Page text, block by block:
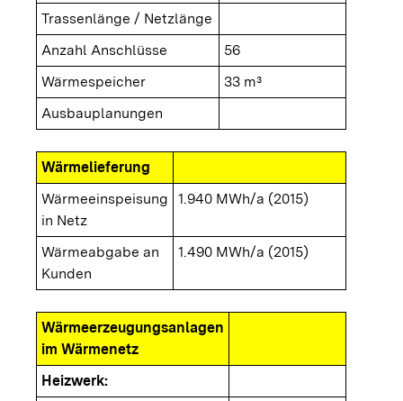
Trassenlänge / Netzlänge
Anzahl Anschlüsse
56
Wärmespeicher
33 m³
Ausbauplanungen
Wärmelieferung
Wärmeeinspeisung
in Netz
1.940 MWh/a (2015)
Wärmeabgabe an
Kunden
1.490 MWh/a (2015)
Wärmeerzeugungsanlagen
im Wärmenetz
Heizwerk: